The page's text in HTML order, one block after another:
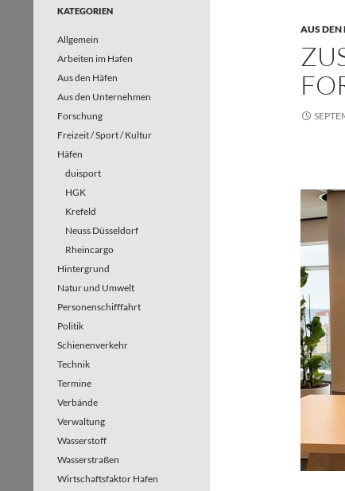
AUS DEN
KATEGORIEN
Allgemein
Arbeiten im Hafen
Aus den Häfen
Aus den Unternehmen
Forschung
Freizeit / Sport / Kultur
Häfen
duisport
HGK
Krefeld
Neuss Düsseldorf
Rheincargo
Hintergrund
Natur und Umwelt
Personenschifffahrt
Politik
Schienenverkehr
Technik
Termine
Verbände
Verwaltung
Wasserstoff
Wasserstraßen
Wirtschaftsfaktor Hafen